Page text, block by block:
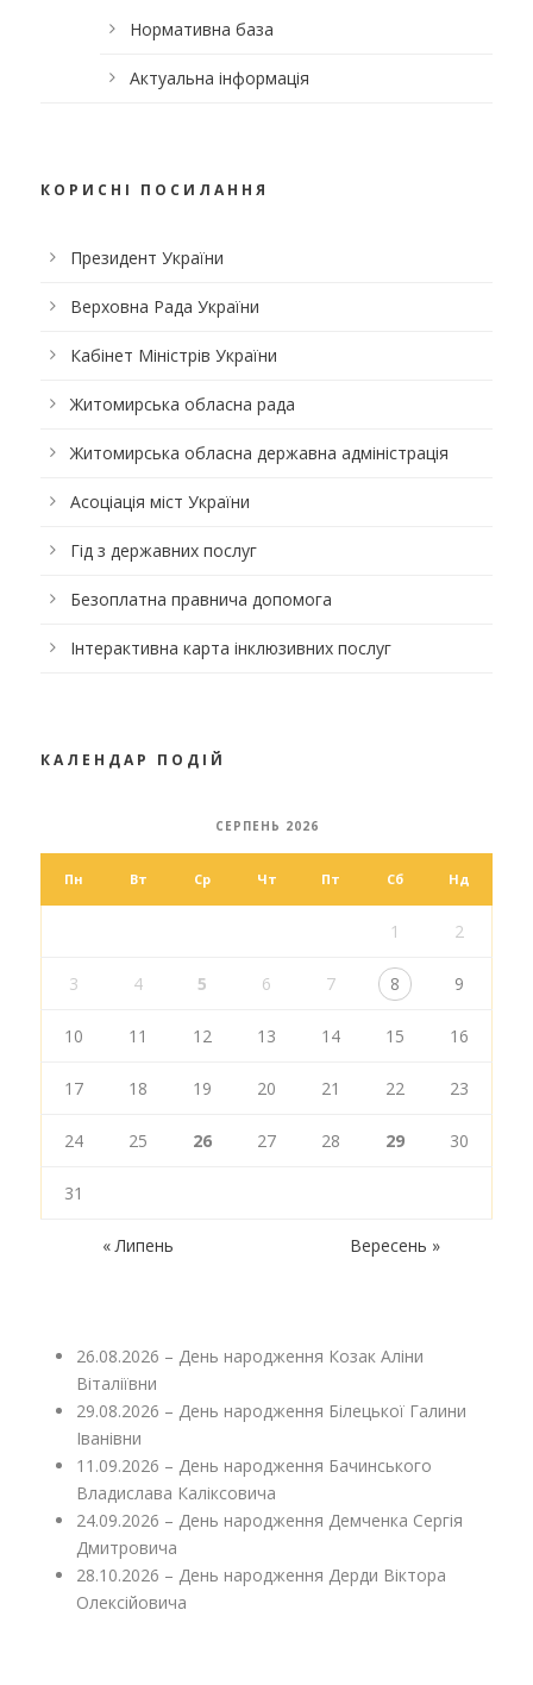
Нормативна база
Актуальна інформація
КОРИСНІ ПОСИЛАННЯ
Президент України
Верховна Рада України
Кабінет Міністрів України
Житомирська обласна рада
Житомирська обласна державна адміністрація
Асоціація міст України
Гід з державних послуг
Безоплатна правнича допомога
Інтерактивна карта інклюзивних послуг
КАЛЕНДАР ПОДІЙ
СЕРПЕНЬ 2026
Пн Вт Ср Чт Пт Сб Нд
1 2
3 4 5 6 7 8 9
10 11 12 13 14 15 16
17 18 19 20 21 22 23
24 25 26 27 28 29 30
31
« Липень Вересень »
26.08.2026 – День народження Козак Аліни
Віталіївни
29.08.2026 – День народження Білецької Галини
Іванівни
11.09.2026 – День народження Бачинського
Владислава Каліксовича
24.09.2026 – День народження Демченка Сергія
Дмитровича
28.10.2026 – День народження Дерди Віктора
Олексійовича